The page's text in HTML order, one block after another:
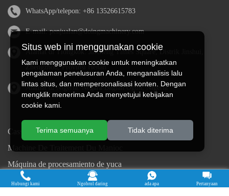
WhatsApp/telepon: +86 13526615783
E-mail:penjualan@doingmachinery.com
Alamat di Tiongkok: Jincheng Times Square, Distrik Jinshui,
Zhengzhou, Provinsi Henan
Alamat di Nigeria: Negara Bagian Ogun, Nigeria
Cassava Processing Machine
Machine De Traitement Du Manioc
Máquina de procesamiento de yuca
Máy chế biến sắn
Situs web ini menggunakan cookie
Kami menggunakan cookie untuk meningkatkan
pengalaman penelusuran Anda, menganalisis lalu
lintas situs, dan mempersonalisasi konten. Dengan
mengklik menerima Anda menyetujui kebijakan
cookie kami.
Terima semuanya Tidak diterima
Hubungi kami Ngobrol daring ada apa Pertanyaan